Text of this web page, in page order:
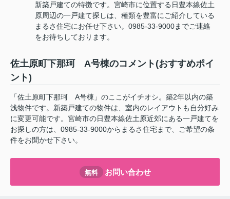
新築戸建ての特徴です。宮崎市に位置する日豊本線佐土
原周辺の一戸建て探しは、種類を豊富にご紹介している
まるさ住宅にお任せ下さい。0985-33-9000までご連絡
をお待ちしております。
佐土原町下那珂 A号棟のコメント(おすすめポイ
ント)
「佐土原町下那珂 A号棟」のここがイチオシ。築2年以内の築
浅物件です。新築戸建ての物件は、室内のレイアウトも自分好み
に変更可能です。宮崎市の日豊本線佐土原近郊にある一戸建てを
お探しの方は、0985-33-9000からまるさ住宅まで、ご希望の条
件をお聞かせ下さい。
無料 お問い合わせ